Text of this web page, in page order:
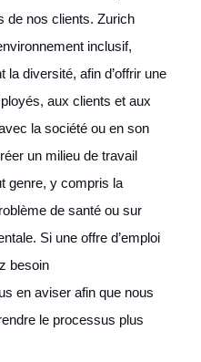
de nos clients. Zurich
inclusif,
la diversité, afin d’offrir une
aux clients et aux
la société ou en son
un milieu de travail
genre, y compris la
de santé ou sur
Si une offre d’emploi
besoin
en aviser afin que nous
le processus plus